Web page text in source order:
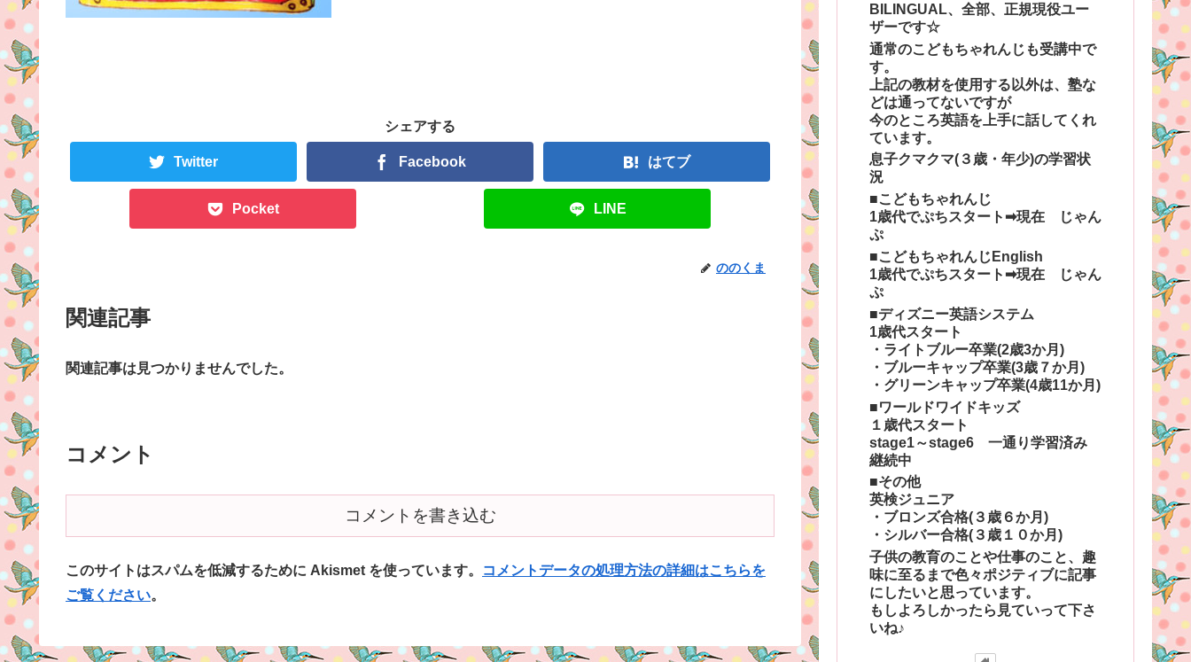
シェアする
Twitter Facebook はてブ
Pocket LINE
ののくま
関連記事
関連記事は見つかりませんでした。
コメント
コメントを書き込む
このサイトはスパムを低減するために Akismet を使っています。
コメントデータの処理方法の詳細はこちらを
ご覧ください。
BILINGUAL、全部、正規現役ユー
ザーです☆
通常のこどもちゃれんじも受講中で
す。
上記の教材を使用する以外は、塾な
どは通ってないですが
今のところ英語を上手に話してくれ
ています。
息子クマクマ(３歳・年少)の学習状
況
■こどもちゃれんじ
1歳代でぷちスタート➡現在 じゃん
ぷ
■こどもちゃれんじEnglish
1歳代でぷちスタート➡現在 じゃん
ぷ
■ディズニー英語システム
1歳代スタート
・ライトブルー卒業(2歳3か月)
・ブルーキャップ卒業(3歳７か月)
・グリーンキャップ卒業(4歳11か月)
■ワールドワイドキッズ
１歳代スタート
stage1～stage6 一通り学習済み
継続中
■その他
英検ジュニア
・ブロンズ合格(３歳６か月)
・シルバー合格(３歳１０か月)
子供の教育のことや仕事のこと、趣
味に至るまで色々ポジティブに記事
にしたいと思っています。
もしよろしかったら見ていって下さ
いね♪